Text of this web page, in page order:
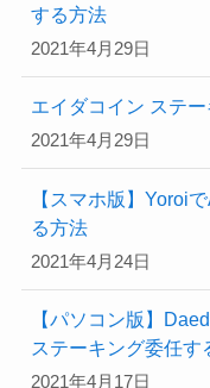
する方法
2021年4月29日
エイダコイン ステ
2021年4月29日
【スマホ版】Yoroi
る方法
2021年4月24日
【パソコン版】
ステーキング委任す
2021年4月17日